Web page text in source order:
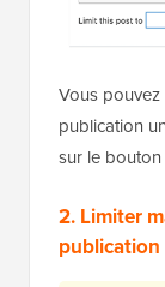
Vous
publication
sur le bouton
2. Limiter
publication